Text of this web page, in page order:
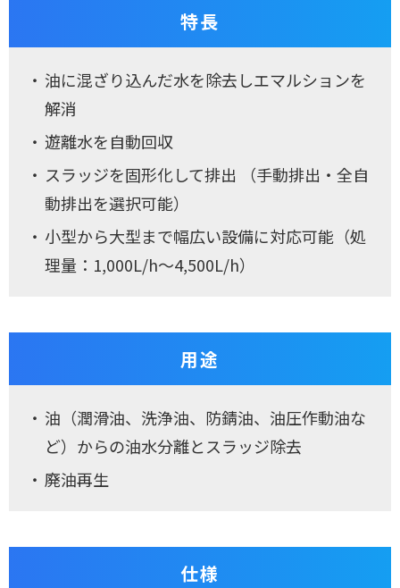
特長
油に混ざり込んだ水を除去しエマルションを
解消
遊離水を自動回収
スラッジを固形化して排出 （手動排出・全自
動排出を選択可能）
小型から大型まで幅広い設備に対応可能（処
理量：1,000L/h～4,500L/h）
用途
油（潤滑油、洗浄油、防錆油、油圧作動油な
ど）からの油水分離とスラッジ除去
廃油再生
仕様